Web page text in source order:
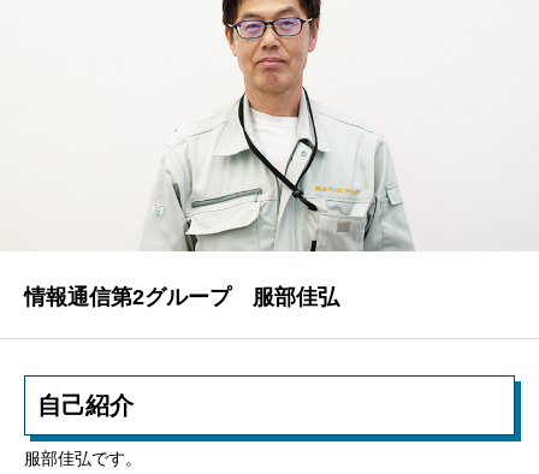
情報通信第2グループ 服部佳弘
自己紹介
服部佳弘です。